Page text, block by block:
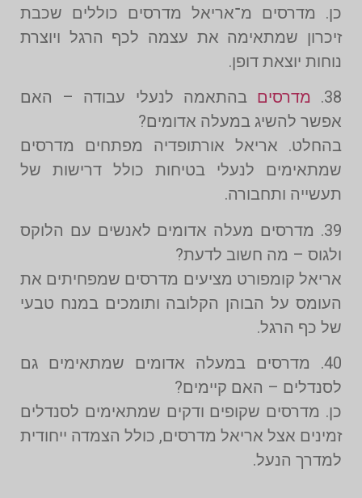
כן. מדרסים מ־אריאל מדרסים כוללים שכבת
זיכרון שמתאימה את עצמה לכף הרגל ויוצרת
נוחות יוצאת דופן.
38.
מדרסים בהתאמה לנעלי עבודה – האם
אפשר להשיג במעלה אדומים?
בהחלט. אריאל אורתופדיה מפתחים מדרסים
שמתאימים לנעלי בטיחות כולל דרישות של
תעשייה ותחבורה.
39. מדרסים מעלה אדומים לאנשים עם הלוקס
ולגוס – מה חשוב לדעת?
אריאל קומפורט מציעים מדרסים שמפחיתים את
העומס על הבוהן הקלובה ותומכים במנח טבעי
של כף הרגל.
40. מדרסים במעלה אדומים שמתאימים גם
לסנדלים – האם קיימים?
כן. מדרסים שקופים ודקים שמתאימים לסנדלים
זמינים אצל אריאל מדרסים, כולל הצמדה ייחודית
למדרך הנעל.